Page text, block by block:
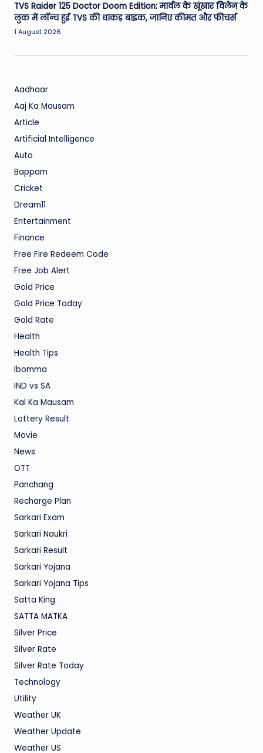
TVS Raider 125 Doctor Doom Edition: मार्वल के खूंखार विलेन के
लुक में लॉन्च हुई TVS की धाकड़ बाइक, जानिए कीमत और फीचर्स
1 August 2026
Aadhaar
Aaj Ka Mausam
Article
Artificial Intelligence
Auto
Bappam
Cricket
Dream11
Entertainment
Finance
Free Fire Redeem Code
Free Job Alert
Gold Price
Gold Price Today
Gold Rate
Health
Health Tips
Ibomma
IND vs SA
Kal Ka Mausam
Lottery Result
Movie
News
OTT
Panchang
Recharge Plan
Sarkari Exam
Sarkari Naukri
Sarkari Result
Sarkari Yojana
Sarkari Yojana Tips
Satta King
SATTA MATKA
Silver Price
Silver Rate
Silver Rate Today
Technology
Utility
Weather UK
Weather Update
Weather US